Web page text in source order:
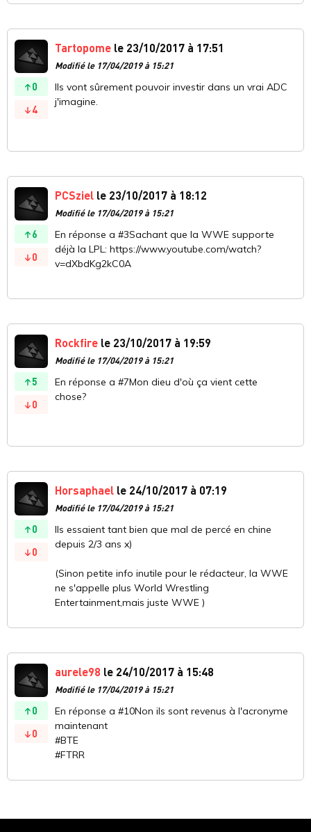
0
4
Tartopome le 23/10/2017 à 17:51
Modifié le 17/04/2019 à 15:21
Ils vont sûrement pouvoir investir dans un vrai ADC
j'imagine.
6
0
PCSziel le 23/10/2017 à 18:12
Modifié le 17/04/2019 à 15:21
En réponse a #3Sachant que la WWE supporte
déjà la LPL: https://www.youtube.com/watch?
v=dXbdKg2kC0A
5
0
Rockfire le 23/10/2017 à 19:59
Modifié le 17/04/2019 à 15:21
En réponse a #7Mon dieu d'où ça vient cette
chose?
0
0
Horsaphael le 24/10/2017 à 07:19
Modifié le 17/04/2019 à 15:21
Ils essaient tant bien que mal de percé en chine
depuis 2/3 ans x)
(Sinon petite info inutile pour le rédacteur, la WWE
ne s'appelle plus World Wrestling
Entertainment,mais juste WWE )
0
0
aurele98 le 24/10/2017 à 15:48
Modifié le 17/04/2019 à 15:21
En réponse a #10Non ils sont revenus à l'acronyme
maintenant
#BTE
#FTRR